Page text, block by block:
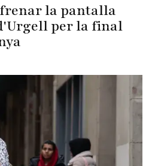
frenar la pantalla
per la final